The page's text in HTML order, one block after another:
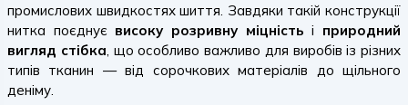
промислових швидкостях шиття. Завдяки такій конструкції
нитка поєднує високу розривну міцність і природний
вигляд стібка, що особливо важливо для виробів із різних
типів тканин — від сорочкових матеріалів до щільного
деніму.